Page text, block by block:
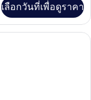
เลือกวันที่เพื่อดูราคา
งเดี่ยว 2 เตียง, วิวภูเขา